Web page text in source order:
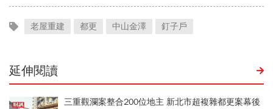
老屋重建 都更 中山金澤 釘子戶
延伸閱讀
三重觀瀾案整合200位地主 新北市超複雜都更案幕後